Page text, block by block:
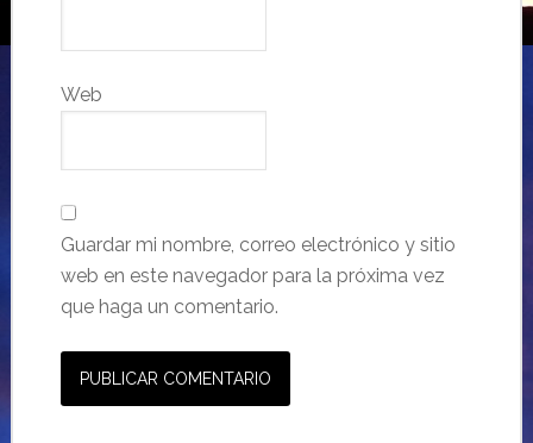
Web
Guardar mi nombre, correo electrónico y sitio
web en este navegador para la próxima vez
que haga un comentario.